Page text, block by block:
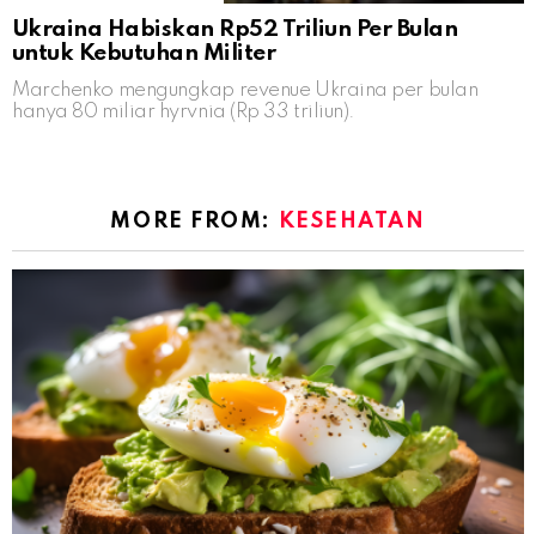
Ukraina Habiskan Rp52 Triliun Per Bulan
untuk Kebutuhan Militer
Marchenko mengungkap revenue Ukraina per bulan
hanya 80 miliar hyrvnia (Rp 33 triliun).
MORE FROM: KESEHATAN